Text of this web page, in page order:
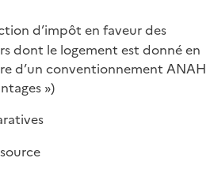
d’impôt en faveur des
dont le logement est donné en
d’un conventionnement ANAH
»)